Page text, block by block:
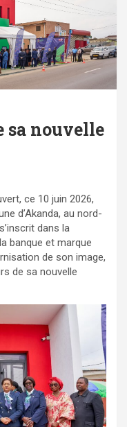
sa nouvelle
ce 10 juin 2026,
d’Akanda, au nord-
dans la
banque et marque
de son image,
de sa nouvelle